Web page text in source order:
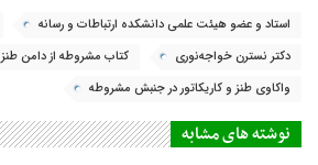
استاد و عضو هیئت علمی دانشکده ارتباطات و رسانه
دکتر نسترن خواجه‌نوری
کتاب مشروطه از دامن طنز
واکاوی طنز و کاریکاتور در جنبش مشروطه
نوشته های مشابه